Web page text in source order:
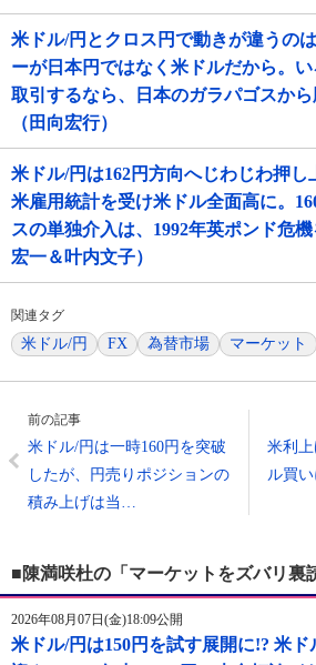
米ドル/円とクロス円で動きが違うの
ーが日本円ではなく米ドルだから。
取引するなら、日本のガラパゴスか
（田向宏行）
米ドル/円は162円方向へじわじわ押
米雇用統計を受け米ドル全面高に。
スの単独介入は、1992年英ポンド危
宏一＆叶内文子）
関連タグ
米ドル/円 FX 為替市場 マーケット
前の記事
米ドル/円は一時160円を突破
したが、円売りポジションの
積み上げは当…
米利
ル買
■陳満咲杜の「マーケットをズバリ裏
2026年08月07日(金)18:09公開
米ドル/円は150円を試す展開に!? 米